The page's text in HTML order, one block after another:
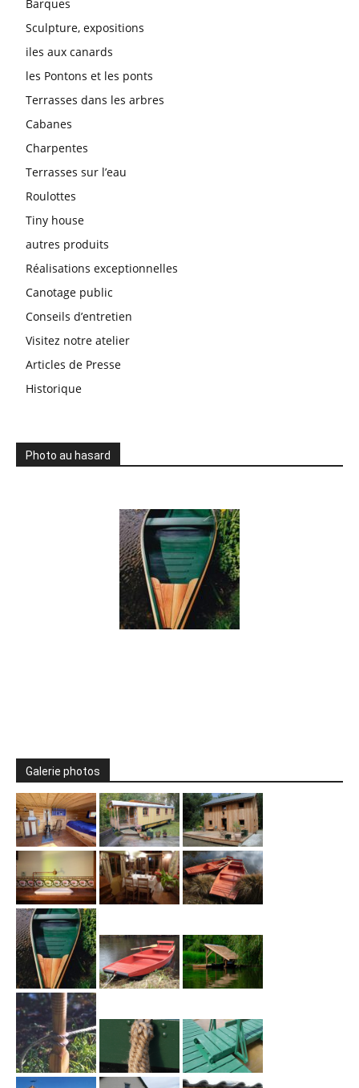
Barques
Sculpture, expositions
iles aux canards
les Pontons et les ponts
Terrasses dans les arbres
Cabanes
Charpentes
Terrasses sur l’eau
Roulottes
Tiny house
autres produits
Réalisations exceptionnelles
Canotage public
Conseils d’entretien
Visitez notre atelier
Articles de Presse
Historique
Photo au hasard
Galerie photos